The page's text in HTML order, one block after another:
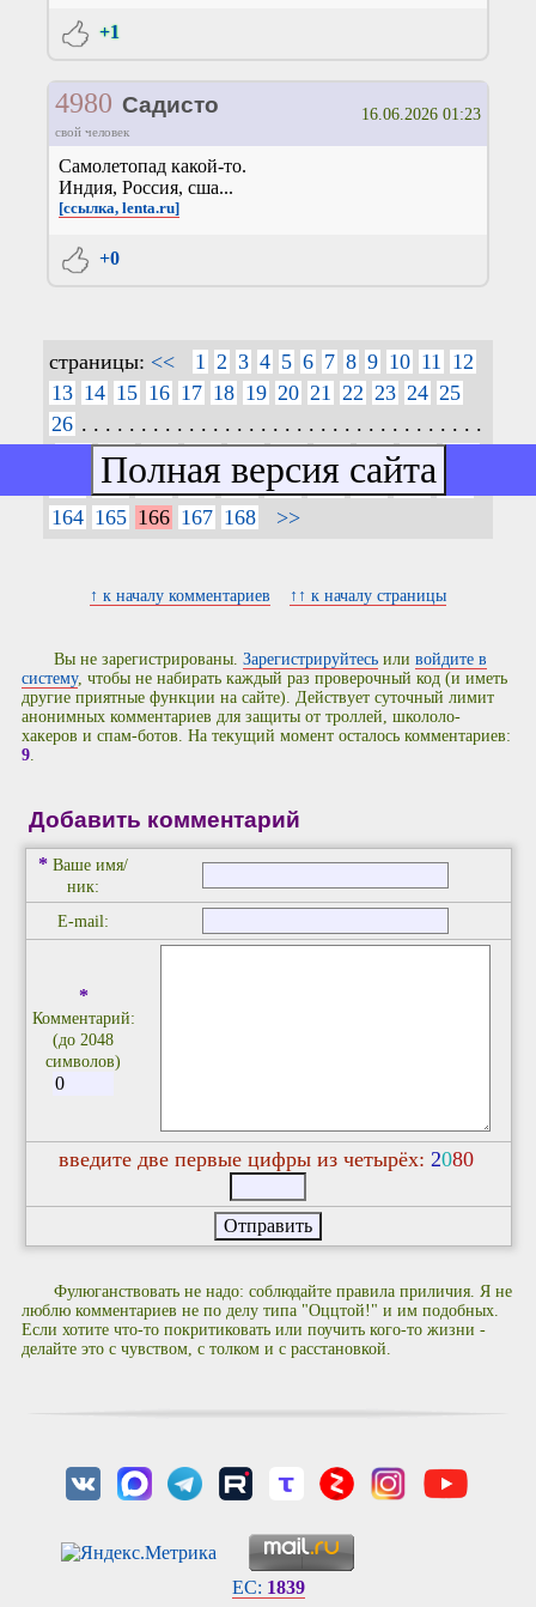
+1
4980 Садисто
свой человек
16.06.2026 01:23
Самолетопад какой-то.
Индия, Россия, сша...
[ссылка, lenta.ru]
+0
страницы: << 1 2 3 4 5 6 7 8 9 10 11
12
13 14 15 16 17 18 19 20 21 22 23 24 25
26 . . . . . . . . . . . . . . . . . . . . . . . . . . . . . . . . . .
145 146 147 148 149 150 151 152 153
155 156 157 158 159 160 161 162
164 165 166 167 168 >>
↑ к началу комментариев ↑↑ к началу страницы
Вы не зарегистрированы.Зарегистрируйтесь иливойдите в
систему, чтобы не набирать каждый раз проверочный код (и иметь
другие приятные функции на сайте). Действует суточный лимит
анонимных комментариев для защиты от троллей, школоло-
хакеров и спам-ботов. На текущий момент осталось комментариев:
9.
Добавить комментарий
* Ваше имя/
ник:
E-mail:
*
Комментарий:
(до 2048
символов)
введите две первые цифры из четырёх: 2080
Фулюганствовать не надо: соблюдайте правила приличия. Я не
люблю комментариев не по делу типа "Оццтой!" и им подобных.
Если хотите что-то покритиковать или поучить кого-то жизни -
делайте это с чувством, с толком и с расстановкой.
EC: 1839